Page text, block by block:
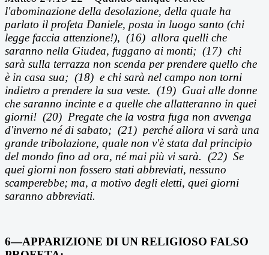
l'abominazione della desolazione, della quale ha
parlato il profeta Daniele, posta in luogo santo (chi
legge faccia attenzione!), (16) allora quelli che
saranno nella Giudea, fuggano ai monti; (17) chi
sarà sulla terrazza non scenda per prendere quello che
è in casa sua; (18) e chi sarà nel campo non torni
indietro a prendere la sua veste. (19) Guai alle donne
che saranno incinte e a quelle che allatteranno in quei
giorni! (20) Pregate che la vostra fuga non avvenga
d'inverno né di sabato; (21) perché allora vi sarà una
grande tribolazione, quale non v'è stata dal principio
del mondo fino ad ora, né mai più vi sarà. (22) Se
quei giorni non fossero stati abbreviati, nessuno
scamperebbe; ma, a motivo degli eletti, quei giorni
saranno abbreviati.
6—APPARIZIONE DI UN RELIGIOSO FALSO